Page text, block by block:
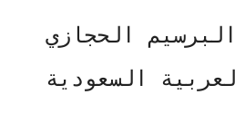
الحجازي
السعودية